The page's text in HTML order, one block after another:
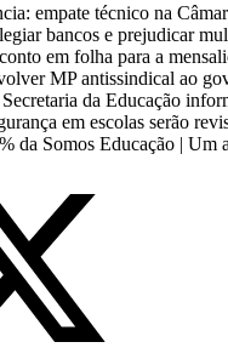
empate técnico na
bancos e prejudicar
em folha para a
MP antissindical ao
da Educação
em escolas serão
da Somos Educação | Um